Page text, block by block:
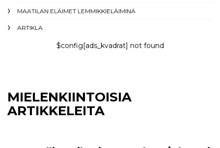
MAATILAN ELÄIMET LEMMIKKIELÄIMINÄ
ARTIKLA
$config[ads_kvadrat] not found
MIELENKIINTOISIA
ARTIKKELEITA